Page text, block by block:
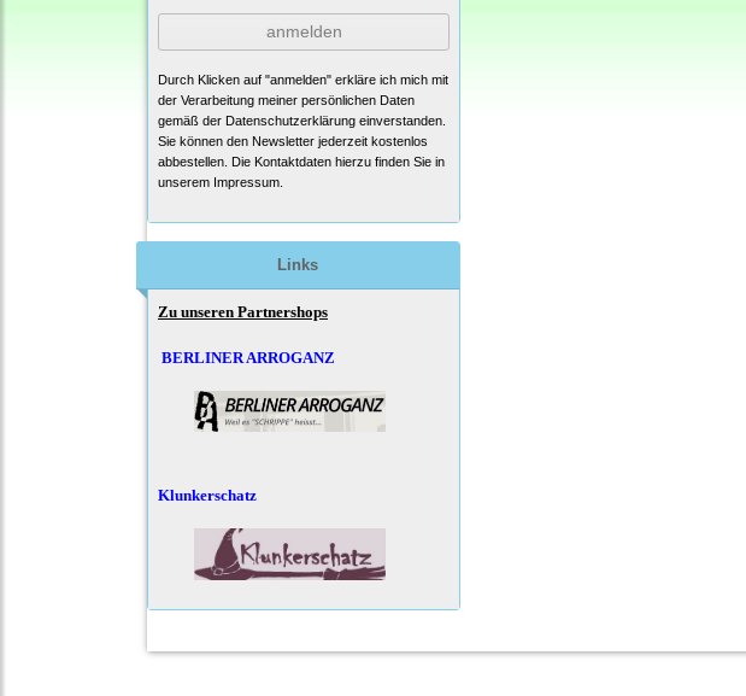
anmelden
Durch Klicken auf "anmelden" erkläre ich mich mit
der Verarbeitung meiner persönlichen Daten
gemäß der Datenschutzerklärung einverstanden.
Sie können den Newsletter jederzeit kostenlos
abbestellen. Die Kontaktdaten hierzu finden Sie in
unserem Impressum.
Links
Zu unseren Partnershops
BERLINER ARROGANZ
Klunkerschatz